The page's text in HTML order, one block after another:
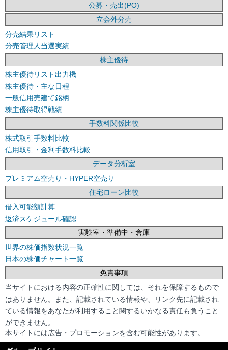
公募・売出(PO)
立会外分売
分売結果リスト
分売管理人当選実績
株主優待
株主優待リスト出力機
株主優待・主な日程
一般信用売建て銘柄
株主優待取得戦績
手数料関係比較
株式取引手数料比較
信用取引・金利手数料比較
データ分析室
プレミアム空売り・HYPER空売り
住宅ローン比較
借入可能額計算
返済スケジュール確認
実験室・準備中・倉庫
世界の株価指数状況一覧
日本の株価チャート一覧
免責事項
当サイトにおける内容の正確性に関しては、それを保障するもので
はありません。また、記載されている情報や、リンク先に記載され
ている情報をあなたが利用すること関するいかなる責任も負うこと
ができません。
本サイトには広告・プロモーションを含む可能性があります。